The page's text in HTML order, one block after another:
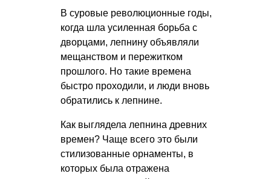
В суровые революционные годы,
когда шла усиленная борьба с
дворцами, лепнину объявляли
мещанством и пережитком
прошлого. Но такие времена
быстро проходили, и люди вновь
обратились к лепнине.
Как выглядела лепнина древних
времен? Чаще всего это были
стилизованные орнаменты, в
которых была отражена